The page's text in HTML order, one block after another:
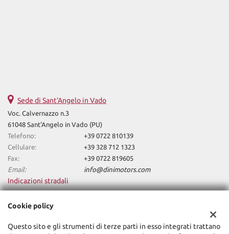
Sede di Sant'Angelo in Vado
Voc. Calvernazzo n.3
61048 Sant'Angelo in Vado (PU)
Telefono:
+39 0722 810139
Cellulare:
+39 328 712 1323
Fax:
+39 0722 819605
Email:
info@dinimotors.com
Indicazioni stradali
Dini Motors Srl
Cookie policy
Questo sito e gli strumenti di terze parti in esso integrati trattano